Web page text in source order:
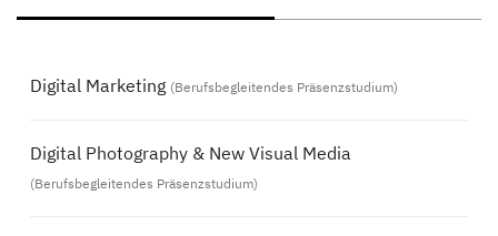
Digital Marketing (Berufsbegleitendes Präsenzstudium)
Digital Photography & New Visual Media
(Berufsbegleitendes Präsenzstudium)